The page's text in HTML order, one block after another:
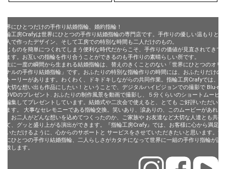
世界にひとつだけの手作り結婚指輪、婚約指輪！
指輪工房Crafyは世界にひとつの手作り結婚指輪の専門店です。手作りの優しい温もりと、
二人で作ったデザイン、そして工房での特別な時間も二人だけのもの。
同じものを簡単につくれてしまう便利な時代だからこそ、手作りの価値が見直されてきて
います。お互いの指輪を作り合うことができるのも手作りの素晴らしい所です。
一生に一度の瞬間から生まれる結婚指輪は、替えのきくことのない「世界にひとつのオリ
ジナルの手作り結婚指輪」です。おふたりの特別な指輪作りの時間には、おふたりだけの
ストーリーがあります。わくわく、ドキドキしながらの共同作業。指輪工房Crafyでは、そ
の大切な想い出も作品にしたい！ということで、デジタルハイビジョンでの撮影で Blu-ray
やDVDのプレゼント. おふたりの制作風景を動画で撮影し、５分くらいのショートムービー
に編集してプレゼントしています。結婚式や二次会で使えると、とても ご好評いただいて
います。 大事なセレモニーである指輪交換。笑いあり、涙ありの、このムービーがあれ
ば、お二人がどんな想いを込めてつくったのか、ご家族や お友達など大切な人達とも共有
して、グッと盛り上がる演出ができます。『指輪工房Crafy』では、お客様に心から満足し
ていただけるように、心からのサポートと サービスをさせていただきたいと思います。世
界にひとつの手作り結婚指輪、二人らしさがカタチになって世界に一組の手作り指輪が誕
生致します。